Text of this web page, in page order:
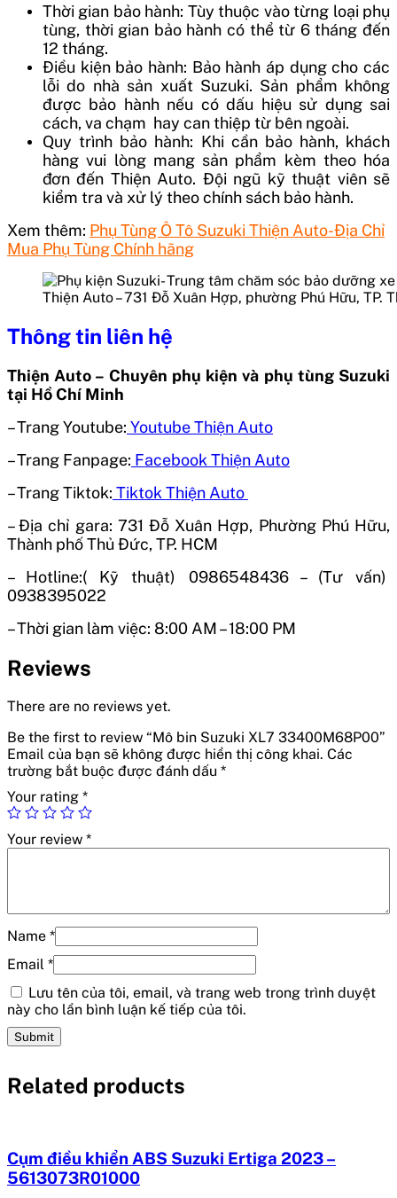
Thời gian bảo hành: Tùy thuộc vào từng loại phụ
tùng, thời gian bảo hành có thể từ 6 tháng đến
12 tháng.
Điều kiện bảo hành: Bảo hành áp dụng cho các
lỗi do nhà sản xuất Suzuki. Sản phẩm không
được bảo hành nếu có dấu hiệu sử dụng sai
cách, va chạm hay can thiệp từ bên ngoài.
Quy trình bảo hành: Khi cần bảo hành, khách
hàng vui lòng mang sản phẩm kèm theo hóa
đơn đến Thiện Auto. Đội ngũ kỹ thuật viên sẽ
kiểm tra và xử lý theo chính sách bảo hành.
Xem thêm: Phụ Tùng Ô Tô Suzuki Thiện Auto-Địa Chỉ
Mua Phụ Tùng Chính hãng
Thiện Auto – 731 Đỗ Xuân Hợp, phường Phú Hữu, TP.
Thông tin liên hệ
Thiện Auto – Chuyên phụ kiện và phụ tùng Suzuki
tại Hồ Chí Minh
– Trang Youtube: Youtube Thiện Auto
– Trang Fanpage: Facebook Thiện Auto
– Trang Tiktok: Tiktok Thiện Auto
– Địa chỉ gara: 731 Đỗ Xuân Hợp, Phường Phú Hữu,
Thành phố Thủ Đức, TP. HCM
– Hotline:( Kỹ thuật) 0986548436 – (Tư vấn)
0938395022
– Thời gian làm việc: 8:00 AM – 18:00 PM
Reviews
There are no reviews yet.
Be the first to review “Mô bin Suzuki XL7 33400M68P00”
Email của bạn sẽ không được hiển thị công khai. Các
trường bắt buộc được đánh dấu *
Your rating *
Your review *
Name *
Email *
Lưu tên của tôi, email, và trang web trong trình duyệt
này cho lần bình luận kế tiếp của tôi.
Related products
Cụm điều khiển ABS Suzuki Ertiga 2023 –
5613073R01000